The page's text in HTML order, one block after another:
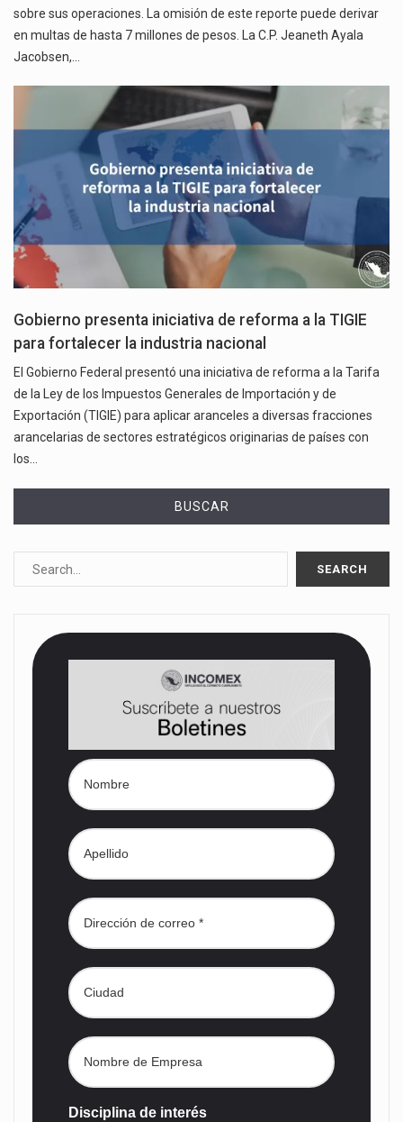
sobre sus operaciones. La omisión de este reporte puede derivar
en multas de hasta 7 millones de pesos. La C.P. Jeaneth Ayala
Jacobsen,…
Gobierno presenta iniciativa de reforma a la TIGIE
para fortalecer la industria nacional
El Gobierno Federal presentó una iniciativa de reforma a la Tarifa
de la Ley de los Impuestos Generales de Importación y de
Exportación (TIGIE) para aplicar aranceles a diversas fracciones
arancelarias de sectores estratégicos originarias de países con
los…
BUSCAR
Disciplina de interés